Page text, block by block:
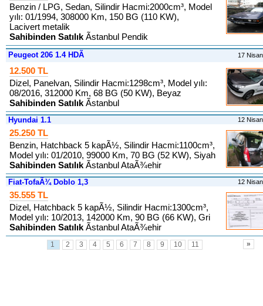
Benzin / LPG, Sedan, Silindir Hacmi:2000cm³, Model
yılı: 01/1994, 308000 Km, 150 BG (110 KW),
Lacivert metalik
Sahibinden Satılık Ãstanbul Pendik
Peugeot 206 1.4 HDÃ 17
12.500 TL
Dizel, Panelvan, Silindir Hacmi:1298cm³, Model yılı:
08/2016, 312000 Km, 68 BG (50 KW), Beyaz
Sahibinden Satılık Ãstanbul
Hyundai 1.1 12
25.250 TL
Benzin, Hatchback 5 kapÃ½, Silindir Hacmi:1100cm³,
Model yılı: 01/2010, 99000 Km, 70 BG (52 KW), Siyah
Sahibinden Satılık Ãstanbul AtaÃ¾ehir
Fiat-TofaÃ¾ Doblo 1,3 12
35.555 TL
Dizel, Hatchback 5 kapÃ½, Silindir Hacmi:1300cm³,
Model yılı: 10/2013, 142000 Km, 90 BG (66 KW), Gri
Sahibinden Satılık Ãstanbul AtaÃ¾ehir
1 2 3 4 5 6 7 8 9 10 11 »